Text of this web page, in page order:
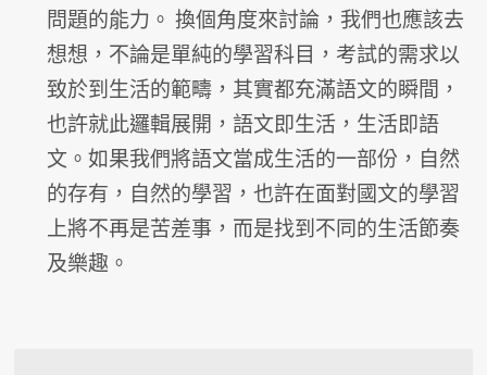
問題的能力。 換個角度來討論，我們也應該去
想想，不論是單純的學習科目， 考試的需求以
致於到生活的範疇，其實都充滿語文的瞬間，
也許就此邏輯展開，語文即生活，生活即語
文。 如果我們將語文當成生活的一部份，自然
的存有，自然的學習， 也許在面對國文的學習
上將不再是苦差事， 而是找到不同的生活節奏
及樂趣。